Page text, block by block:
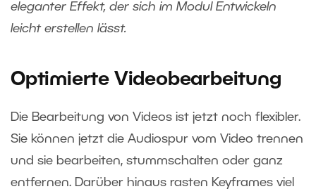
eleganter Effekt, der sich im Modul Entwickeln
leicht erstellen lässt.
Optimierte Videobearbeitung
Die Bearbeitung von Videos ist jetzt noch flexibler.
Sie können jetzt die Audiospur vom Video trennen
und sie bearbeiten, stummschalten oder ganz
entfernen. Darüber hinaus rasten Keyframes viel